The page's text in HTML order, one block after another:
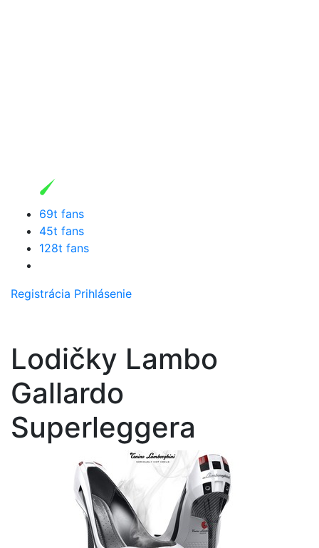
69t fans
45t fans
128t fans
Registrácia Prihlásenie
Lodičky Lambo
Gallardo
Superleggera